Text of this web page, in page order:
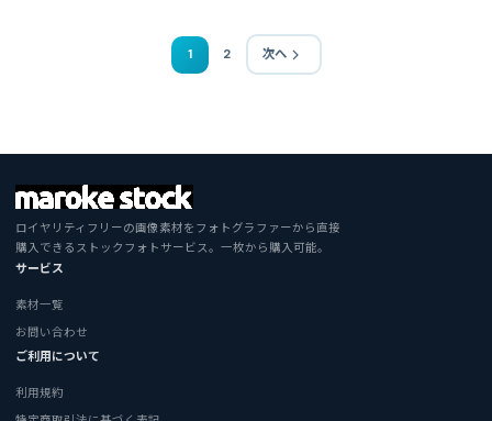
1 2 次へ
ロイヤリティフリーの画像素材をフォトグラファーから直接
購入できるストックフォトサービス。一枚から購入可能。
サービス
素材一覧
お問い合わせ
ご利用について
利用規約